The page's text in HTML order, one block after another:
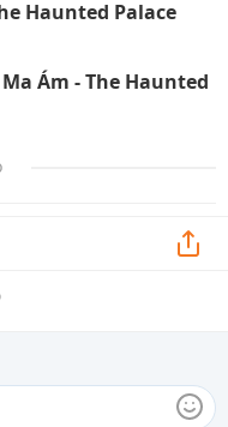
Haunted Palace
Ám - The Haunted